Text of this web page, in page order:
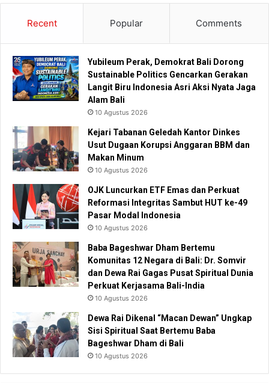
Recent Popular Comments
Yubileum Perak, Demokrat Bali Dorong
Sustainable Politics Gencarkan Gerakan
Langit Biru Indonesia Asri Aksi Nyata Jaga
Alam Bali
10 Agustus 2026
Kejari Tabanan Geledah Kantor Dinkes
Usut Dugaan Korupsi Anggaran BBM dan
Makan Minum
10 Agustus 2026
OJK Luncurkan ETF Emas dan Perkuat
Reformasi Integritas Sambut HUT ke-49
Pasar Modal Indonesia
10 Agustus 2026
Baba Bageshwar Dham Bertemu
Komunitas 12 Negara di Bali: Dr. Somvir
dan Dewa Rai Gagas Pusat Spiritual Dunia
Perkuat Kerjasama Bali-India
10 Agustus 2026
Dewa Rai Dikenal “Macan Dewan” Ungkap
Sisi Spiritual Saat Bertemu Baba
Bageshwar Dham di Bali
10 Agustus 2026